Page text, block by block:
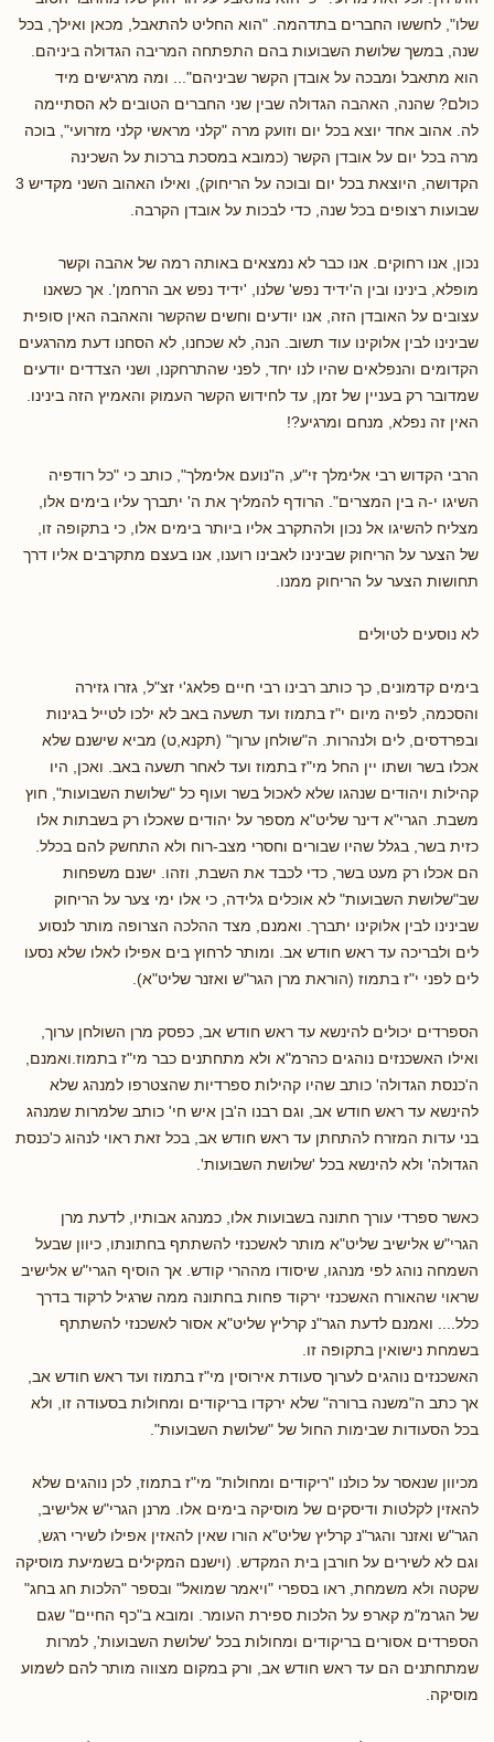
שלו", לחששו החברים בתדהמה. "הוא החליט להתאבל, מכאן ואילך, בכל
שנה, במשך שלושת השבועות בהם התפתחה המריבה הגדולה ביניהם.
הוא מתאבל ומבכה על אובדן הקשר שביניהם"... ומה מרגישים מיד
כולם? שהנה, האהבה הגדולה שבין שני החברים הטובים לא הסתיימה
לה. אהוב אחד יוצא בכל יום וזועק מרה "קלני מראשי קלני מזרועי", בוכה
מרה בכל יום על אובדן הקשר (כמובא במסכת ברכות על השכינה
הקדושה, היוצאת בכל יום ובוכה על הריחוק), ואילו האהוב השני מקדיש 3
שבועות רצופים בכל שנה, כדי לבכות על אובדן הקרבה.
נכון, אנו רחוקים. אנו כבר לא נמצאים באותה רמה של אהבה וקשר
מופלא, בינינו ובין ה'ידיד נפש' שלנו, 'ידיד נפש אב הרחמן'. אך כשאנו
עצובים על האובדן הזה, אנו יודעים וחשים שהקשר והאהבה האין סופית
שבינינו לבין אלוקינו עוד תשוב. הנה, לא שכחנו, לא הסחנו דעת מהרגעים
הקדומים והנפלאים שהיו לנו יחד, לפני שהתרחקנו, ושני הצדדים יודעים
שמדובר רק בעניין של זמן, עד לחידוש הקשר העמוק והאמיץ הזה בינינו.
האין זה נפלא, מנחם ומרגיע?!
הרבי הקדוש רבי אלימלך זי"ע, ה"נועם אלימלך", כותב כי "כל רודפיה
השיגו י-ה בין המצרים". הרודף להמליך את ה' יתברך עליו בימים אלו,
מצליח להשיגו אל נכון ולהתקרב אליו ביותר בימים אלו, כי בתקופה זו,
של הצער על הריחוק שבינינו לאבינו רוענו, אנו בעצם מתקרבים אליו דרך
תחושות הצער על הריחוק ממנו.
לא נוסעים לטיולים
בימים קדמונים, כך כותב רבינו רבי חיים פלאג'י זצ"ל, גזרו גזירה
והסכמה, לפיה מיום י"ז בתמוז ועד תשעה באב לא ילכו לטייל בגינות
ובפרדסים, לים ולנהרות. ה"שולחן ערוך" (תקנא,ט) מביא שישנם שלא
אכלו בשר ושתו יין החל מי"ז בתמוז ועד לאחר תשעה באב. ואכן, היו
קהילות ויהודים שנהגו שלא לאכול בשר ועוף כל "שלושת השבועות", חוץ
משבת. הגרי"א דינר שליט"א מספר על יהודים שאכלו רק בשבתות אלו
כזית בשר, בגלל שהיו שבורים וחסרי מצב-רוח ולא התחשק להם בכלל.
הם אכלו רק מעט בשר, כדי לכבד את השבת, וזהו. ישנם משפחות
שב"שלושת השבועות" לא אוכלים גלידה, כי אלו ימי צער על הריחוק
שבינינו לבין אלוקינו יתברך. ואמנם, מצד ההלכה הצרופה מותר לנסוע
לים ולבריכה עד ראש חודש אב. ומותר לרחוץ בים אפילו לאלו שלא נסעו
לים לפני י"ז בתמוז (הוראת מרן הגר"ש ואזנר שליט"א).
הספרדים יכולים להינשא עד ראש חודש אב, כפסק מרן השולחן ערוך,
ואילו האשכנזים נוהגים כהרמ"א ולא מתחתנים כבר מי"ז בתמוז.ואמנם,
ה'כנסת הגדולה' כותב שהיו קהילות ספרדיות שהצטרפו למנהג שלא
להינשא עד ראש חודש אב, וגם רבנו ה'בן איש חי' כותב שלמרות שמנהג
בני עדות המזרח להתחתן עד ראש חודש אב, בכל זאת ראוי לנהוג כ'כנסת
הגדולה' ולא להינשא בכל 'שלושת השבועות'.
כאשר ספרדי עורך חתונה בשבועות אלו, כמנהג אבותיו, לדעת מרן
הגרי"ש אלישיב שליט"א מותר לאשכנזי להשתתף בחתונתו, כיוון שבעל
השמחה נוהג לפי מנהגו, שיסודו מההרי קודש. אך הוסיף הגרי"ש אלישיב
שראוי שהאורח האשכנזי ירקוד פחות בחתונה ממה שרגיל לרקוד בדרך
כלל.... ואמנם לדעת הגר"נ קרליץ שליט"א אסור לאשכנזי להשתתף
בשמחת נישואין בתקופה זו.
האשכנזים נוהגים לערוך סעודת אירוסין מי"ז בתמוז ועד ראש חודש אב,
אך כתב ה"משנה ברורה" שלא ירקדו בריקודים ומחולות בסעודה זו, ולא
בכל הסעודות שבימות החול של "שלושת השבועות".
מכיוון שנאסר על כולנו "ריקודים ומחולות" מי"ז בתמוז, לכן נוהגים שלא
להאזין לקלטות ודיסקים של מוסיקה בימים אלו. מרנן הגרי"ש אלישיב,
הגר"ש ואזנר והגר"נ קרליץ שליט"א הורו שאין להאזין אפילו לשירי רגש,
וגם לא לשירים על חורבן בית המקדש. (וישנם המקילים בשמיעת מוסיקה
שקטה ולא משמחת, ראו בספרי "ויאמר שמואל" ובספר "הלכות חג בחג"
של הגרמ"מ קארפ על הלכות ספירת העומר. ומובא ב"כף החיים" שגם
הספרדים אסורים בריקודים ומחולות בכל 'שלושת השבועות', למרות
שמתחתנים הם עד ראש חודש אב, ורק במקום מצווה מותר להם לשמוע
מוסיקה.